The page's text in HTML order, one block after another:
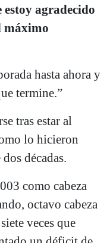
estoy agradecido
máximo
hasta ahora y
termine.”
tras estar al
lo hicieron
décadas.
como cabeza
octavo cabeza
veces que